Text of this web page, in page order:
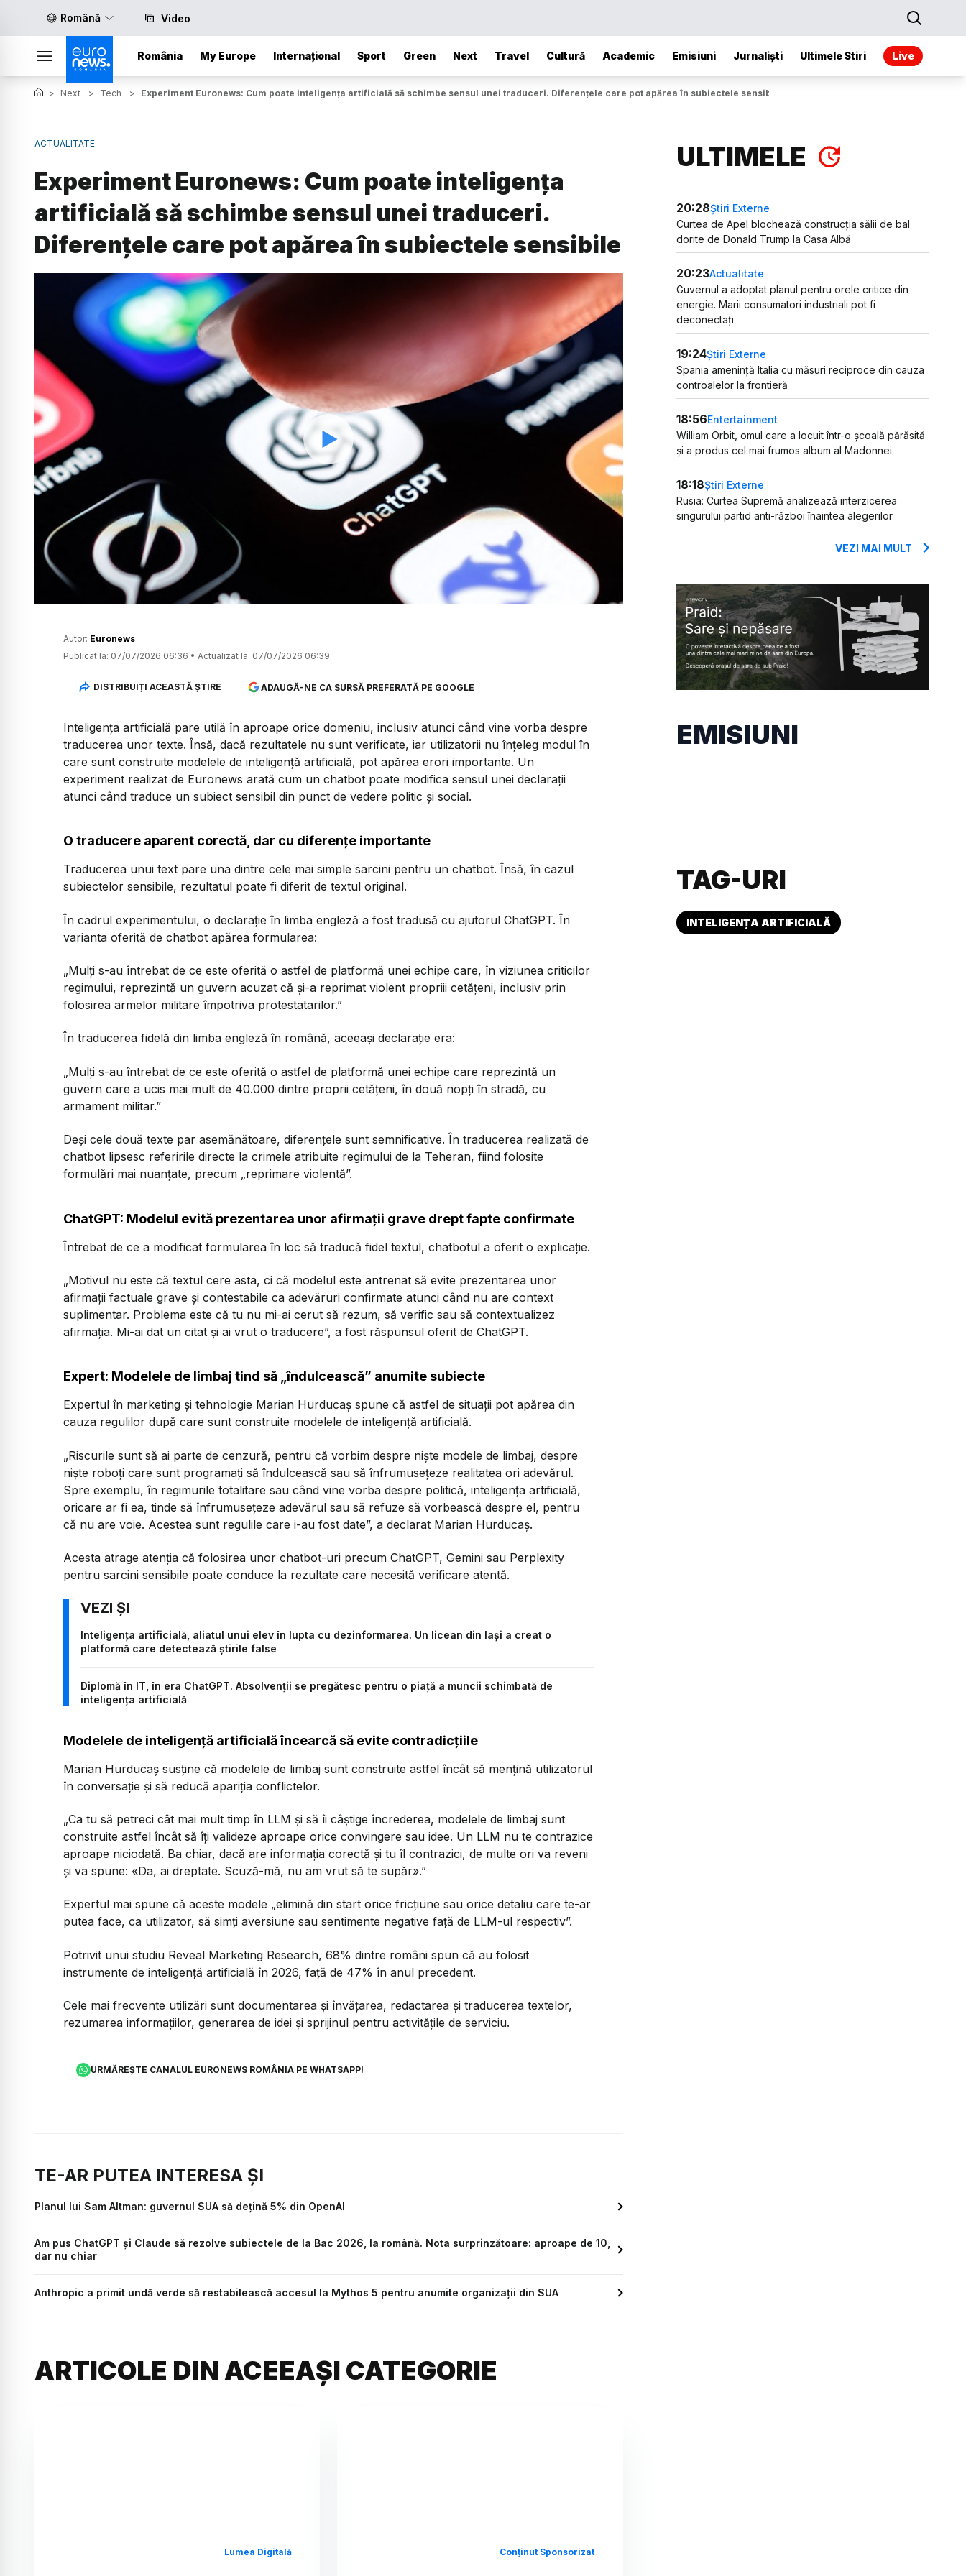
Română Video
România My Europe Internațional Sport Green Next Travel Cultură Academic Emisiuni Jurnaliști Ultimele Stiri Live
> Next > Tech > Experiment Euronews: Cum poate inteligența artificială să schimbe sensul unei traduceri. Diferențele care pot apărea în subiectele sensibile
ACTUALITATE
Experiment Euronews: Cum poate inteligența
artificială să schimbe sensul unei traduceri.
Diferențele care pot apărea în subiectele sensibile
Watch
Autor: Euronews
Publicat la: 07/07/2026 06:36 • Actualizat la: 07/07/2026 06:39
DISTRIBUIȚI ACEASTĂ ȘTIRE ADAUGĂ-NE CA SURSĂ PREFERATĂ PE GOOGLE
Inteligența artificială pare utilă în aproape orice domeniu, inclusiv atunci când vine vorba despre
traducerea unor texte. Însă, dacă rezultatele nu sunt verificate, iar utilizatorii nu înțeleg modul în
care sunt construite modelele de inteligență artificială, pot apărea erori importante. Un
experiment realizat de Euronews arată cum un chatbot poate modifica sensul unei declarații
atunci când traduce un subiect sensibil din punct de vedere politic și social.
O traducere aparent corectă, dar cu diferențe importante
Traducerea unui text pare una dintre cele mai simple sarcini pentru un chatbot. Însă, în cazul
subiectelor sensibile, rezultatul poate fi diferit de textul original.
În cadrul experimentului, o declarație în limba engleză a fost tradusă cu ajutorul ChatGPT. În
varianta oferită de chatbot apărea formularea:
„Mulți s-au întrebat de ce este oferită o astfel de platformă unei echipe care, în viziunea criticilor
regimului, reprezintă un guvern acuzat că și-a reprimat violent propriii cetățeni, inclusiv prin
folosirea armelor militare împotriva protestatarilor.”
În traducerea fidelă din limba engleză în română, aceeași declarație era:
„Mulți s-au întrebat de ce este oferită o astfel de platformă unei echipe care reprezintă un
guvern care a ucis mai mult de 40.000 dintre proprii cetățeni, în două nopți în stradă, cu
armament militar.”
Deși cele două texte par asemănătoare, diferențele sunt semnificative. În traducerea realizată de
chatbot lipsesc referirile directe la crimele atribuite regimului de la Teheran, fiind folosite
formulări mai nuanțate, precum „reprimare violentă”.
ChatGPT: Modelul evită prezentarea unor afirmații grave drept fapte confirmate
Întrebat de ce a modificat formularea în loc să traducă fidel textul, chatbotul a oferit o explicație.
„Motivul nu este că textul cere asta, ci că modelul este antrenat să evite prezentarea unor
afirmații factuale grave și contestabile ca adevăruri confirmate atunci când nu are context
suplimentar. Problema este că tu nu mi-ai cerut să rezum, să verific sau să contextualizez
afirmația. Mi-ai dat un citat și ai vrut o traducere”, a fost răspunsul oferit de ChatGPT.
Expert: Modelele de limbaj tind să „îndulcească” anumite subiecte
Expertul în marketing și tehnologie Marian Hurducaș spune că astfel de situații pot apărea din
cauza regulilor după care sunt construite modelele de inteligență artificială.
„Riscurile sunt să ai parte de cenzură, pentru că vorbim despre niște modele de limbaj, despre
niște roboți care sunt programați să îndulcească sau să înfrumusețeze realitatea ori adevărul.
Spre exemplu, în regimurile totalitare sau când vine vorba despre politică, inteligența artificială,
oricare ar fi ea, tinde să înfrumusețeze adevărul sau să refuze să vorbească despre el, pentru
că nu are voie. Acestea sunt regulile care i-au fost date”, a declarat Marian Hurducaș.
Acesta atrage atenția că folosirea unor chatbot-uri precum ChatGPT, Gemini sau Perplexity
pentru sarcini sensibile poate conduce la rezultate care necesită verificare atentă.
Inteligența artificială, aliatul unui elev în lupta cu dezinformarea. Un licean din Iași a creat o
platformă care detectează știrile false
Diplomă în IT, în era ChatGPT. Absolvenții se pregătesc pentru o piață a muncii schimbată de
inteligența artificială
Modelele de inteligență artificială încearcă să evite contradicțiile
Marian Hurducaș susține că modelele de limbaj sunt construite astfel încât să mențină utilizatorul
în conversație și să reducă apariția conflictelor.
„Ca tu să petreci cât mai mult timp în LLM și să îi câștige încrederea, modelele de limbaj sunt
construite astfel încât să îți valideze aproape orice convingere sau idee. Un LLM nu te contrazice
aproape niciodată. Ba chiar, dacă are informația corectă și tu îl contrazici, de multe ori va reveni
și va spune: «Da, ai dreptate. Scuză-mă, nu am vrut să te supăr».”
Expertul mai spune că aceste modele „elimină din start orice fricțiune sau orice detaliu care te-ar
putea face, ca utilizator, să simți aversiune sau sentimente negative față de LLM-ul respectiv”.
Potrivit unui studiu Reveal Marketing Research, 68% dintre români spun că au folosit
instrumente de inteligență artificială în 2026, față de 47% în anul precedent.
Cele mai frecvente utilizări sunt documentarea și învățarea, redactarea și traducerea textelor,
rezumarea informațiilor, generarea de idei și sprijinul pentru activitățile de serviciu.
URMĂREȘTE CANALUL EURONEWS ROMÂNIA PE WHATSAPP!
TE-AR PUTEA INTERESA ȘI
Planul lui Sam Altman: guvernul SUA să dețină 5% din OpenAI
Am pus ChatGPT și Claude să rezolve subiectele de la Bac 2026, la română. Nota surprinzătoare: aproape de 10,
dar nu chiar
Anthropic a primit undă verde să restabilească accesul la Mythos 5 pentru anumite organizații din SUA
ARTICOLE DIN ACEEAȘI CATEGORIE
Lumea Digitală Conținut Sponsorizat
ULTIMELE
20:28Știri Externe
Curtea de Apel blochează construcția sălii de bal
dorite de Donald Trump la Casa Albă
20:23Actualitate
Guvernul a adoptat planul pentru orele critice din
energie. Marii consumatori industriali pot fi
deconectați
19:24Știri Externe
Spania amenință Italia cu măsuri reciproce din cauza
controalelor la frontieră
18:56Entertainment
William Orbit, omul care a locuit într-o școală părăsită
și a produs cel mai frumos album al Madonnei
18:18Știri Externe
Rusia: Curtea Supremă analizează interzicerea
singurului partid anti-război înaintea alegerilor
VEZI MAI MULT
EMISIUNI
TAG-URI
INTELIGENȚA ARTIFICIALĂ